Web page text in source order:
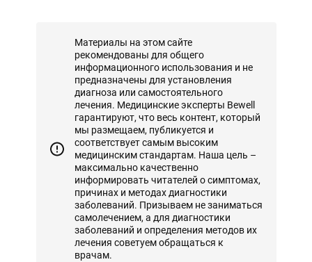
Материалы на этом сайте
рекомендованы для общего
информационного использования и не
предназначены для установления
диагноза или самостоятельного
лечения. Медицинские эксперты Bewell
гарантируют, что весь контент, который
мы размещаем, публикуется и
соответствует самым высоким
медицинским стандартам. Наша цель –
максимально качественно
информировать читателей о симптомах,
причинах и методах диагностики
заболеваний. Призываем не заниматься
самолечением, а для диагностики
заболеваний и определения методов их
лечения советуем обращаться к
врачам.